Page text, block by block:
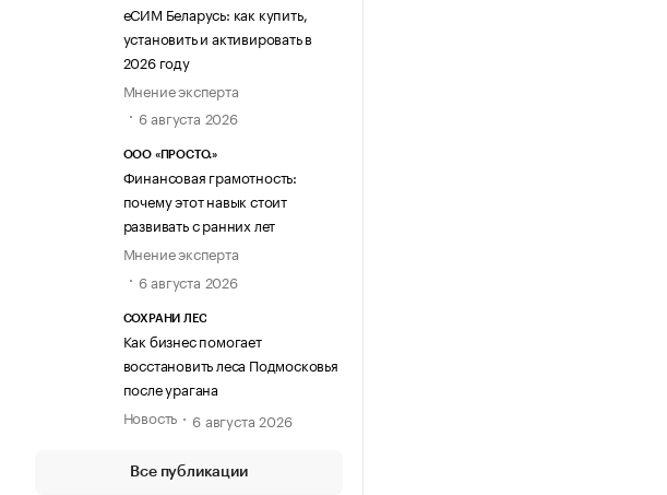
еСИМ Беларусь: как купить,
установить и активировать в
2026 году
Мнение эксперта
6 августа 2026
ООО «ПРОСТО.»
Финансовая грамотность:
почему этот навык стоит
развивать с ранних лет
Мнение эксперта
6 августа 2026
СОХРАНИ ЛЕС
Как бизнес помогает
восстановить леса Подмосковья
после урагана
Новость
6 августа 2026
Все публикации